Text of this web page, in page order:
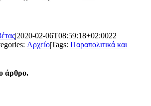
|2020-02-06T08:59:18+02:0022
Αρχείο|Tags: Παραπολιτικά και
άρθρο.